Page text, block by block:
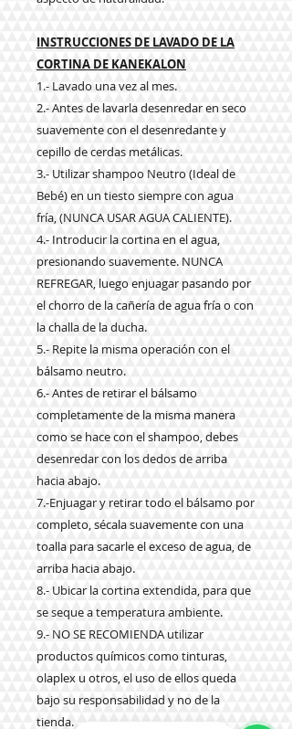
INSTRUCCIONES DE LAVADO DE LA
CORTINA DE KANEKALON
1.- Lavado una vez al mes.
2.- Antes de lavarla desenredar en seco
suavemente con el desenredante y
cepillo de cerdas metálicas.
3.- Utilizar shampoo Neutro (Ideal de
Bebé) en un tiesto siempre con agua
fría,(NUNCA USAR AGUA CALIENTE).
4.- Introducir la cortina en el agua,
presionando suavemente. NUNCA
REFREGAR, luego enjuagar pasando por
el chorro de la cañería de agua fría o con
la challa de la ducha.
5.- Repite la misma operación con el
bálsamo neutro.
6.- Antes de retirar el bálsamo
completamente de la misma manera
como se hace con el shampoo, debes
desenredar con los dedos de arriba
hacia abajo.
7.-Enjuagar y retirar todo el bálsamo por
completo, sécala suavemente con una
toalla para sacarle el exceso de agua, de
arriba hacia abajo.
8.- Ubicar la cortina extendida, para que
se seque a temperatura ambiente.
9.- NO SE RECOMIENDA utilizar
productos químicos como tinturas,
olaplex u otros, el uso de ellos queda
bajo su responsabilidad y no de la
tienda.